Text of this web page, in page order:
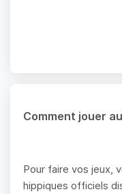
Comment jouer
Pour faire vos jeux,
hippiques officiels